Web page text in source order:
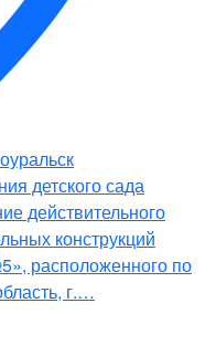
детского сада
действительного
конструкций
расположенного по
г.…